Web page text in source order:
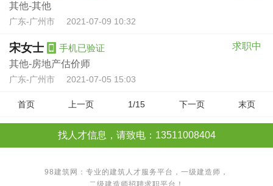
其他-其他
广东-广州市 2021-07-09 10:32
宋女士 手机已验证
求职中
其他-房地产估价师
广东-广州市 2021-07-05 15:03
首页 上一页 1/15 下一页 末页
找人才信息，请致电：13511008404
98建筑网：专业的建筑人才服务平台， 一级建造师 ，
二级建造师招聘求职平台！